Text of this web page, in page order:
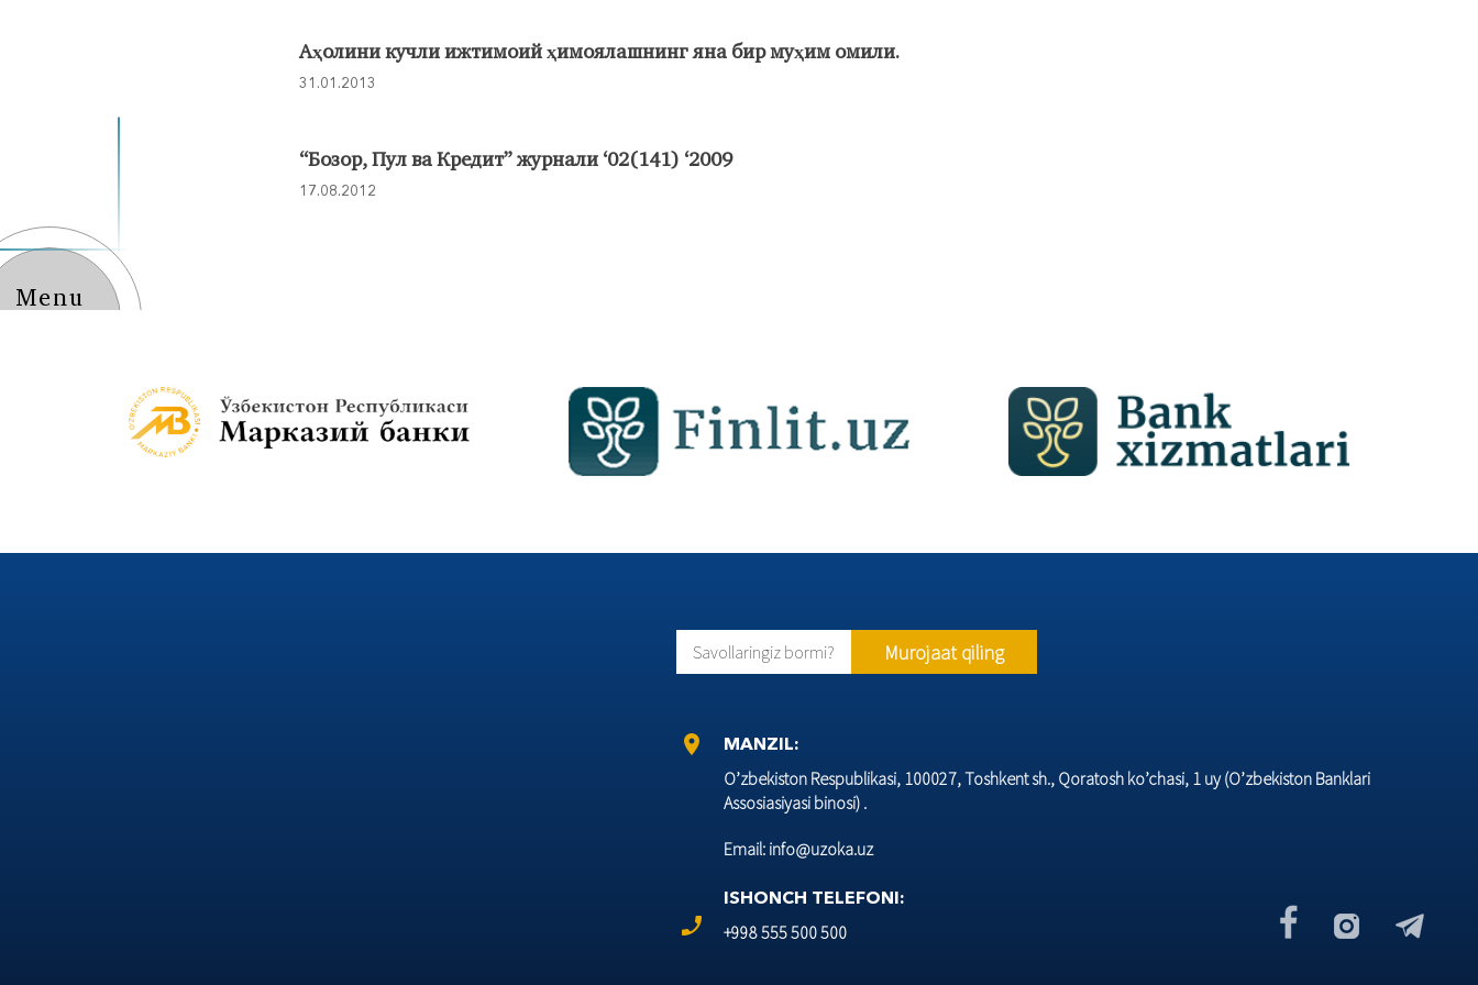
Menu
Aҳолини кучли ижтимоий ҳимоялашнинг яна бир муҳим омили.
31.01.2013
“Бозор, Пул ва Кредит” журнали ‘02(141) ‘2009
17.08.2012
Savollaringiz bormi? Murojaat qiling
location_on
MANZIL:
O’zbеkiston Rеspublikasi, 100027, Toshkеnt sh., Qoratosh ko’chasi, 1 uy (O’zbеkiston Banklari
Assosiasiyasi binosi) .
Email: info@uzoka.uz
phone_enabled
ISHONCH TELEFONI:
+998 555 500 500